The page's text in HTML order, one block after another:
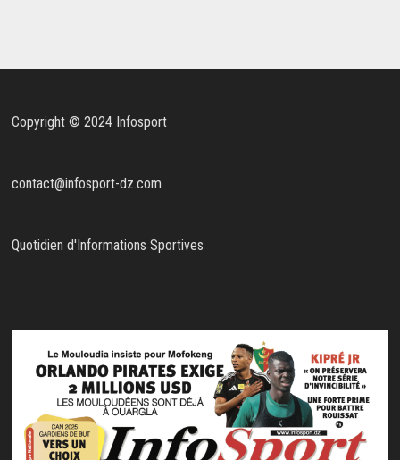
Copyright © 2024 Infosport
contact@infosport-dz.com
Quotidien d'Informations Sportives